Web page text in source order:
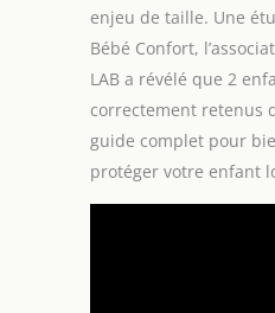
enjeu de taille. Une
Bébé Confort,
LAB a révélé que 2
correctement retenus
guide complet pour
protéger votre enfant